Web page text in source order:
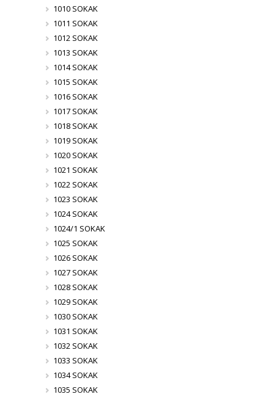
1010 SOKAK
1011 SOKAK
1012 SOKAK
1013 SOKAK
1014 SOKAK
1015 SOKAK
1016 SOKAK
1017 SOKAK
1018 SOKAK
1019 SOKAK
1020 SOKAK
1021 SOKAK
1022 SOKAK
1023 SOKAK
1024 SOKAK
1024/1 SOKAK
1025 SOKAK
1026 SOKAK
1027 SOKAK
1028 SOKAK
1029 SOKAK
1030 SOKAK
1031 SOKAK
1032 SOKAK
1033 SOKAK
1034 SOKAK
1035 SOKAK